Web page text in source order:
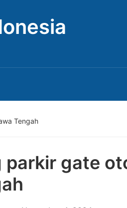
Tengah
parkir gate